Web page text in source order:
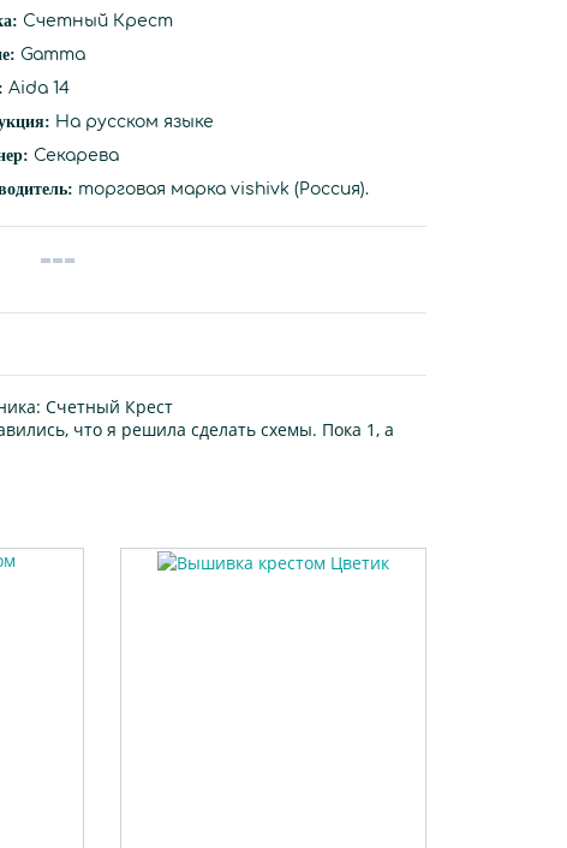
Счетный Крест
Gamma
Aida 14
На русском языке
Секарева
торговая марка vishivk (Россия).
Счетный Крест
что я решила сделать схемы. Пока 1, а